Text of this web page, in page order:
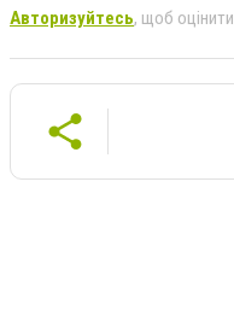
Авторизуйтесь, щоб оцінити